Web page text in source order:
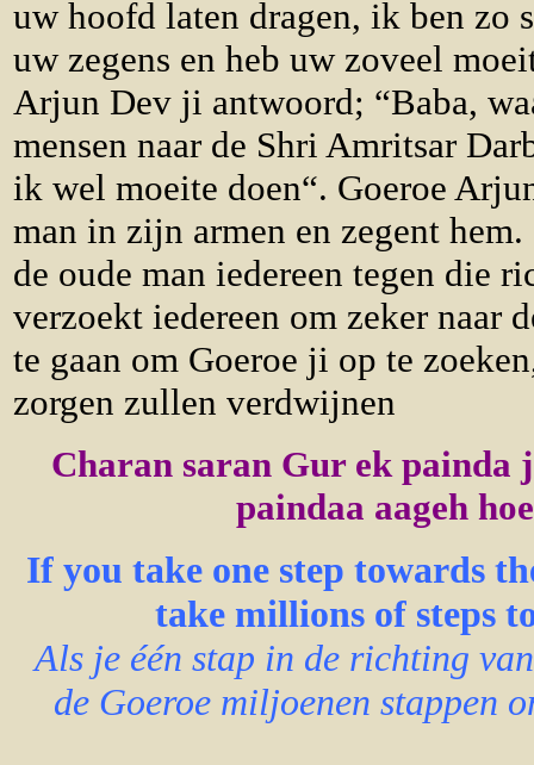
uw hoofd laten dragen, ik ben zo
uw zegens en heb uw zoveel
Arjun Dev ji antwoord; “Baba,
mensen naar de Shri Amritsar
ik wel moeite doen“. Goeroe
man in zijn armen en zegent
de oude man iedereen tegen die
verzoekt iedereen om zeker naar
te gaan om Goeroe ji op te
zorgen zullen verdwijnen
Charan saran Gur ek painda
paindaa aageh
If you take one step towards
take millions of steps
Als je één stap in de richting
de Goeroe miljoenen stappen